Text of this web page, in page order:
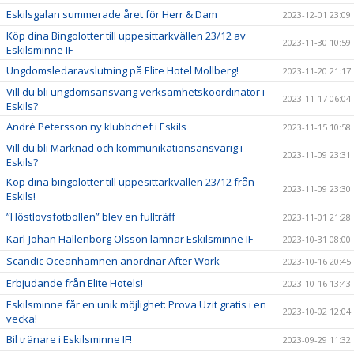
Eskilsgalan summerade året för Herr & Dam 2023-12-01 23:09
Köp dina Bingolotter till uppesittarkvällen 23/12 av
Eskilsminne IF
2023-11-30 10:59
Ungdomsledaravslutning på Elite Hotel Mollberg! 2023-11-20 21:17
Vill du bli ungdomsansvarig verksamhetskoordinator i
Eskils?
2023-11-17 06:04
André Petersson ny klubbchef i Eskils 2023-11-15 10:58
Vill du bli Marknad och kommunikationsansvarig i
Eskils?
2023-11-09 23:31
Köp dina bingolotter till uppesittarkvällen 23/12 från
Eskils!
2023-11-09 23:30
”Höstlovsfotbollen” blev en fullträff 2023-11-01 21:28
Karl-Johan Hallenborg Olsson lämnar Eskilsminne IF 2023-10-31 08:00
Scandic Oceanhamnen anordnar After Work 2023-10-16 20:45
Erbjudande från Elite Hotels! 2023-10-16 13:43
Eskilsminne får en unik möjlighet: Prova Uzit gratis i en
vecka!
2023-10-02 12:04
Bil tränare i Eskilsminne IF! 2023-09-29 11:32